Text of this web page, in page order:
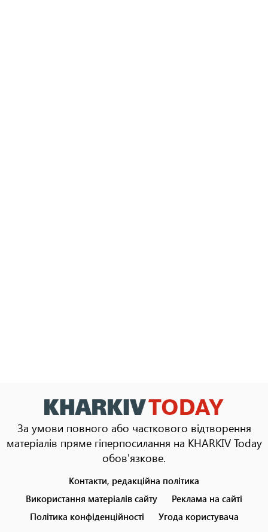
За умови повного або часткового відтворення
матеріалів пряме гіперпосилання на KHARKIV Today
обов'язкове.
menu
Контакти, редакційна політика
Використання матеріалів сайту
Реклама на сайті
Політика конфіденційності
Угода користувача